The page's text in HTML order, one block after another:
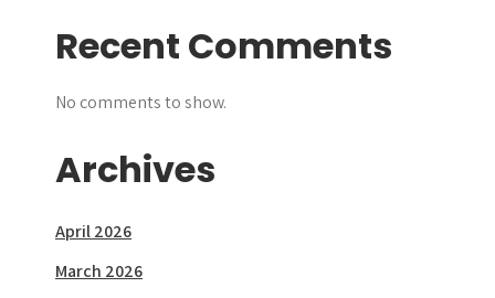
Recent Comments
No comments to show.
Archives
April 2026
March 2026